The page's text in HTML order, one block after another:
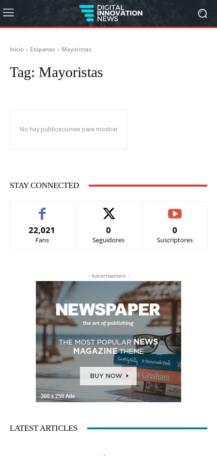
Inicio Etiquetas Mayoristas
Tag: Mayoristas
No hay publicaciones para mostrar
STAY CONNECTED
22,021
Fans
0
Seguidores
0
Suscriptores
- Advertisement -
LATEST ARTICLES